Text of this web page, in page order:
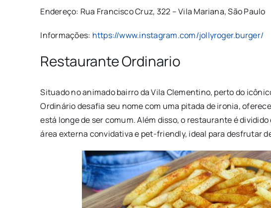
Endereço: Rua Francisco Cruz, 322 – Vila Mariana, São Paulo
Informações: https://www.instagram.com/jollyroger.burger/
Restaurante Ordinario
Situado no animado bairro da Vila Clementino, perto do
Ordinário desafia seu nome com uma pitada de ironia,
está longe de ser comum. Além disso, o restaurante é
área externa convidativa e pet-friendly, ideal para desfrutar